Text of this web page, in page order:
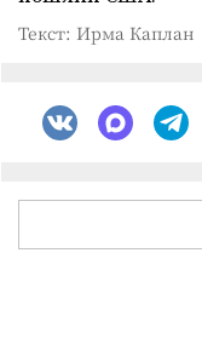
Текст: Ирма Каплан